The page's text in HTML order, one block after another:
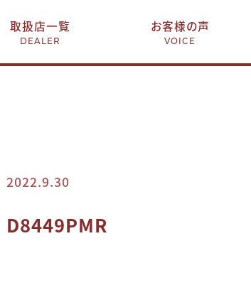
取扱店一覧
DEALER
お客様の声
VOICE
2022.9.30
D8449PMR